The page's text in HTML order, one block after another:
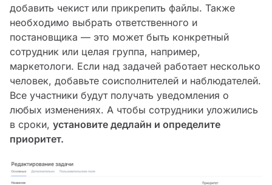
добавить чекист или прикрепить файлы. Также
необходимо выбрать ответственного и
постановщика — это может быть конкретный
сотрудник или целая группа, например,
маркетологи. Если над задачей работает несколько
человек, добавьте соисполнителей и наблюдателей.
Все участники будут получать уведомления о
любых изменениях. А чтобы сотрудники уложились
в сроки, установите дедлайн и определите
приоритет.